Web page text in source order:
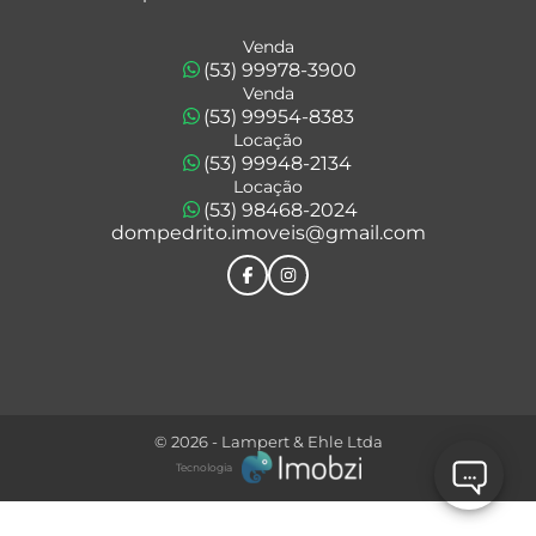
Venda
(53) 99978-3900
Venda
(53) 99954-8383
Locação
(53) 99948-2134
Locação
(53) 98468-2024
dompedrito.imoveis@gmail.com
© 2026 - Lampert & Ehle Ltda
Tecnologia